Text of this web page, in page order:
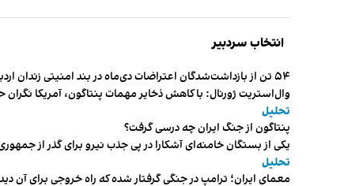
انتخاب سردبیر
۵۴ تن از بازداشت‌شدگان اعتراضات دی‌ماه در بند امنیتی زندان اردبیل به سر می‌برند
وال‌استریت ژورنال: با کاهش ذخایر مهمات پنتاگون، آمریکا
تحلیل
پنتاگون از جنگ ایران چه درسی گرفت؟
یکی از بستگان خامنه‌ای آشکارا در پی جذب نیرو برای گذر از
تحلیل
معمای ایران؛ ترامپ در جنگی گرفتار شده که راه خروجی برای آن